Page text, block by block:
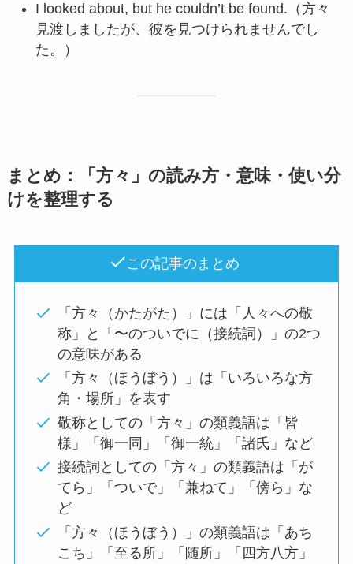
I looked about, but he couldn’t be found.（方々
見渡しましたが、彼を見つけられませんでし
た。）
まとめ：「方々」の読み方・意味・使い分
けを整理する
この記事のまとめ
「方々（かたがた）」には「人々への敬
称」と「〜のついでに（接続詞）」の2つ
の意味がある
「方々（ほうぼう）」は「いろいろな方
角・場所」を表す
敬称としての「方々」の類義語は「皆
様」「御一同」「御一統」「諸氏」など
接続詞としての「方々」の類義語は「が
てら」「ついで」「兼ねて」「傍ら」な
ど
「方々（ほうぼう）」の類義語は「あち
こち」「至る所」「随所」「四方八方」